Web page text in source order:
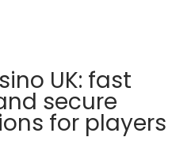
UK: fast
secure
for players